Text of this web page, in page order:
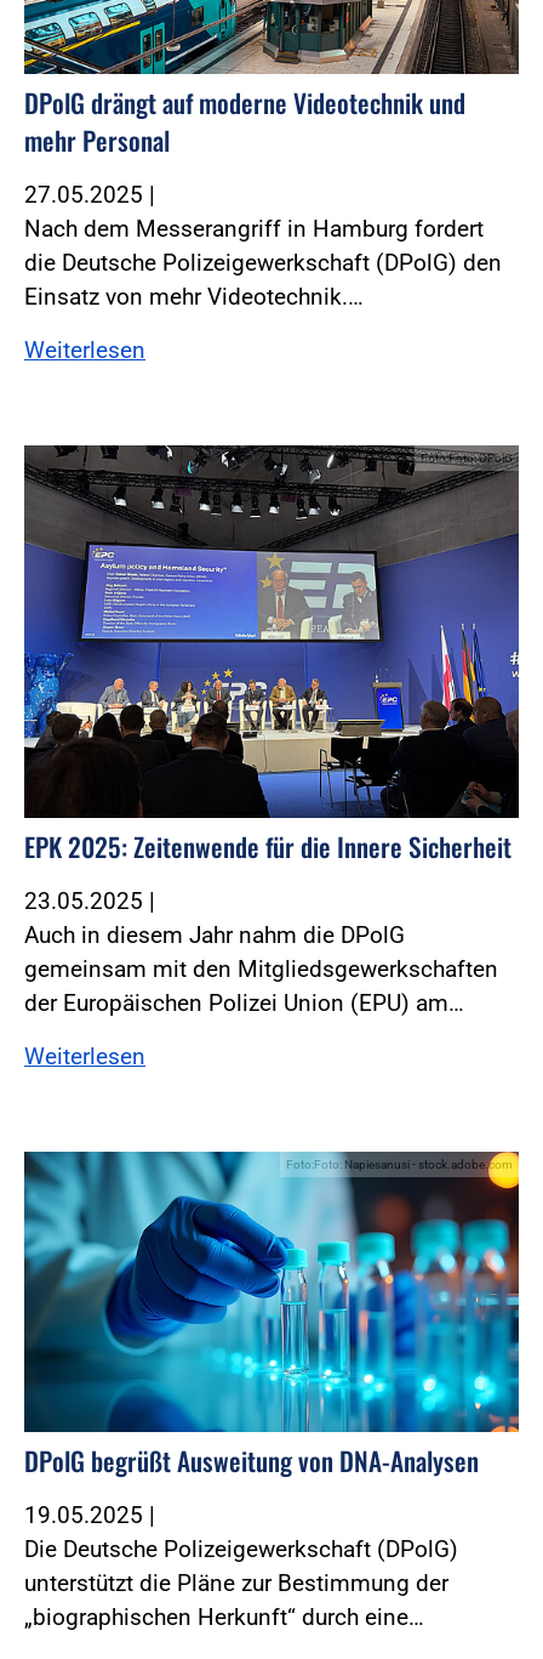
DPolG drängt auf moderne Videotechnik und
mehr Personal
27.05.2025 |
Nach dem Messerangriff in Hamburg fordert
die Deutsche Polizeigewerkschaft (DPolG) den
Einsatz von mehr Videotechnik.…
Weiterlesen
Foto:Foto: DPolG
EPK 2025: Zeitenwende für die Innere Sicherheit
23.05.2025 |
Auch in diesem Jahr nahm die DPolG
gemeinsam mit den Mitgliedsgewerkschaften
der Europäischen Polizei Union (EPU) am…
Weiterlesen
Foto:Foto: Napiesanusi - stock.adobe.com
DPolG begrüßt Ausweitung von DNA-Analysen
19.05.2025 |
Die Deutsche Polizeigewerkschaft (DPolG)
unterstützt die Pläne zur Bestimmung der
„biographischen Herkunft“ durch eine…